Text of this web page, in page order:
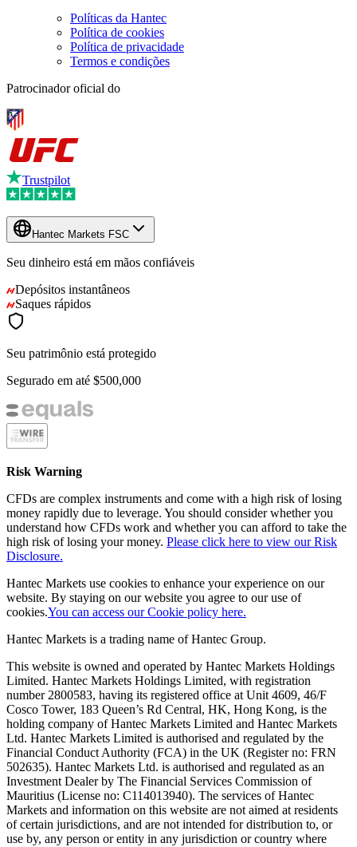
Políticas da Hantec
Política de cookies
Política de privacidade
Termos e condições
Patrocinador oficial do
Trustpilot
Hantec Markets FSC
Seu dinheiro está em mãos confiáveis
Depósitos instantâneos
Saques rápidos
Seu patrimônio está protegido
Segurado em até $500,000
Risk Warning
CFDs are complex instruments and come with a high risk of losing
money rapidly due to leverage. You should consider whether you
understand how CFDs work and whether you can afford to take the
high risk of losing your money. Please click here to view our Risk
Disclosure.
Hantec Markets use cookies to enhance your experience on our
website. By staying on our website you agree to our use of
cookies.You can access our Cookie policy here.
Hantec Markets is a trading name of Hantec Group.
This website is owned and operated by Hantec Markets Holdings
Limited. Hantec Markets Holdings Limited, with registration
number 2800583, having its registered office at Unit 4609, 46/F
Cosco Tower, 183 Queen’s Rd Central, HK, Hong Kong, is the
holding company of Hantec Markets Limited and Hantec Markets
Ltd. Hantec Markets Limited is authorised and regulated by the
Financial Conduct Authority (FCA) in the UK (Register no: FRN
502635). Hantec Markets Ltd. is authorised and regulated as an
Investment Dealer by The Financial Services Commission of
Mauritius (License no: C114013940). The services of Hantec
Markets and information on this website are not aimed at residents
of certain jurisdictions, and are not intended for distribution to, or
use by, any person or entity in any jurisdiction or country where